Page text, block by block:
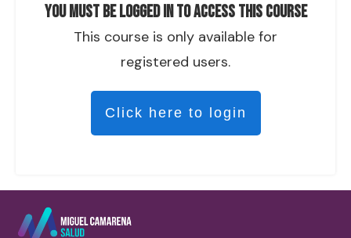
You must be logged in to access this course
This course is only available for
registered users.
Click here to login